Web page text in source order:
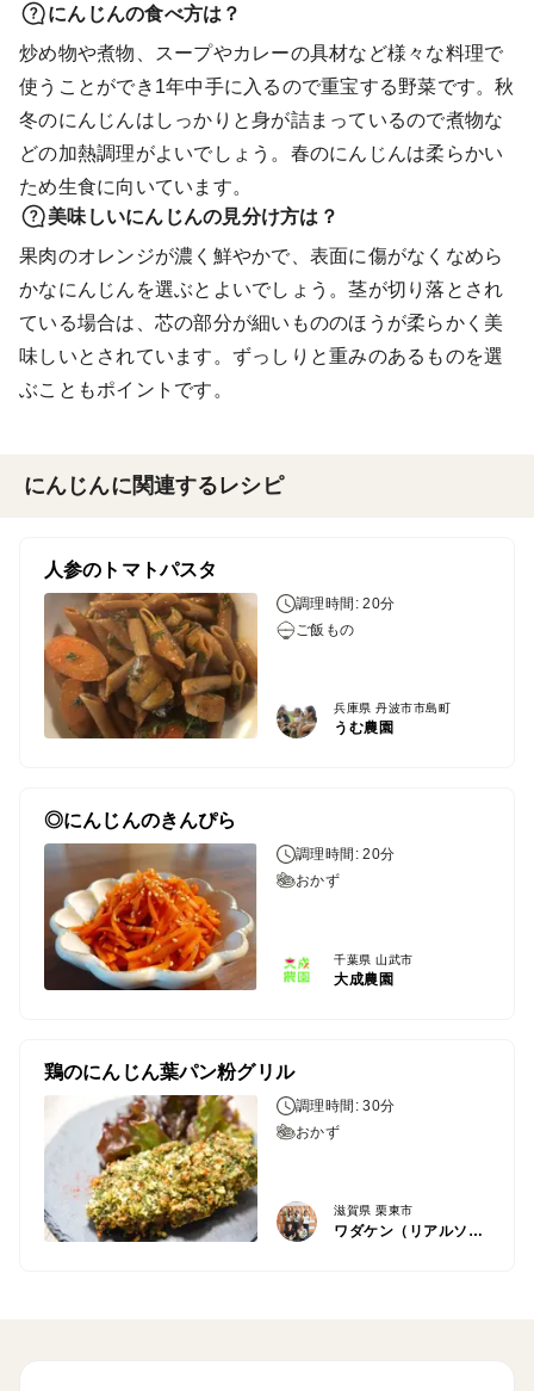
にんじんの食べ方は？
炒め物や煮物、スープやカレーの具材など様々な料理で
使うことができ1年中手に入るので重宝する野菜です。秋
冬のにんじんはしっかりと身が詰まっているので煮物な
どの加熱調理がよいでしょう。春のにんじんは柔らかい
ため生食に向いています。
美味しいにんじんの見分け方は？
果肉のオレンジが濃く鮮やかで、表面に傷がなくなめら
かなにんじんを選ぶとよいでしょう。茎が切り落とされ
ている場合は、芯の部分が細いもののほうが柔らかく美
味しいとされています。ずっしりと重みのあるものを選
ぶこともポイントです。
にんじんに関連するレシピ
人参のトマトパスタ
調理時間: 20分
ご飯もの
兵庫県 丹波市市島町
うむ農園
◎にんじんのきんぴら
調理時間: 20分
おかず
千葉県 山武市
大成農園
鶏のにんじん葉パン粉グリル
調理時間: 30分
おかず
滋賀県 栗東市
ワダケン（リアルソイルハウス）